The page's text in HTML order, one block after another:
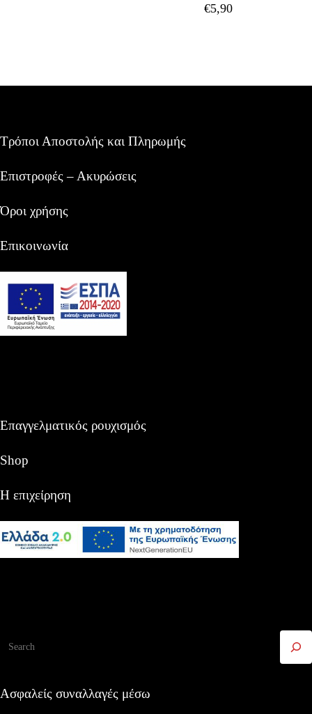
€5,90
Τρόποι Αποστολής και Πληρωμής
Επιστροφές – Ακυρώσεις
Όροι χρήσης
Επικοινωνία
Επαγγελματικός ρουχισμός
Shop
Η επιχείρηση
Ασφαλείς συναλλαγές μέσω